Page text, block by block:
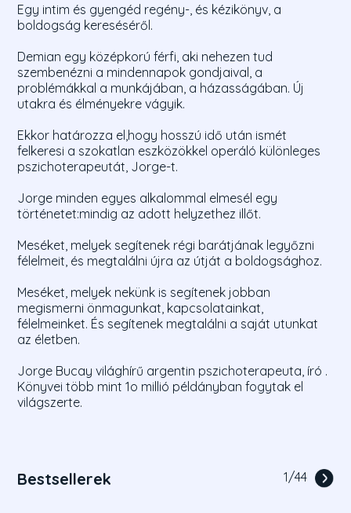
Egy intim és gyengéd regény-, és kézikönyv, a
boldogság kereséséről.
Demian egy középkorú férfi, aki nehezen tud
szembenézni a mindennapok gondjaival, a
problémákkal a munkájában, a házasságában. Új
utakra és élményekre vágyik.
Ekkor határozza el,hogy hosszú idő után ismét
felkeresi a szokatlan eszközökkel operáló különleges
pszichoterapeutát, Jorge-t.
Jorge minden egyes alkalommal elmesél egy
történetet:mindig az adott helyzethez illőt.
Meséket, melyek segítenek régi barátjának legyőzni
félelmeit, és megtalálni újra az útját a boldogsághoz.
Meséket, melyek nekünk is segítenek jobban
megismerni önmagunkat, kapcsolatainkat,
félelmeinket. És segítenek megtalálni a saját utunkat
az életben.
Jorge Bucay világhírű argentin pszichoterapeuta, író .
Könyvei több mint 1o millió példányban fogytak el
világszerte.
Bestsellerek 1/44